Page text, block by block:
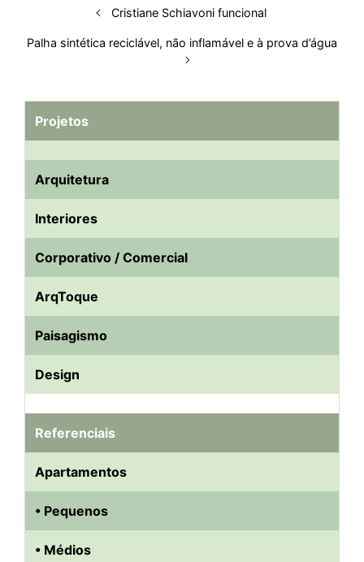
t
Cristiane Schiavoni funcional
Palha sintética reciclável, não inflamável e à prova d’água
Projetos
Arquitetura
Interiores
Corporativo / Comercial
ArqToque
Paisagismo
Design
Referenciais
Apartamentos
• Pequenos
• Médios